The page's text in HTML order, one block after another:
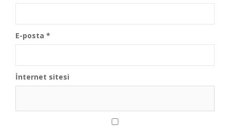
E-posta *
İnternet sitesi